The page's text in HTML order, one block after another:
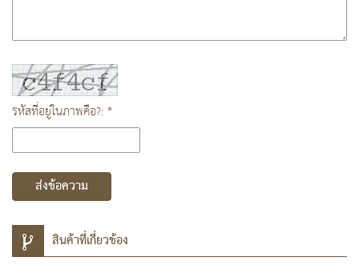
รหัสที่อยู่ในภาพคือ?: *
ส่งข้อความ
สินค้าที่เกี่ยวข้อง